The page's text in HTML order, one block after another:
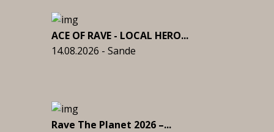
ACE OF RAVE - LOCAL HERO...
14.08.2026 - Sande
Rave The Planet 2026 –...